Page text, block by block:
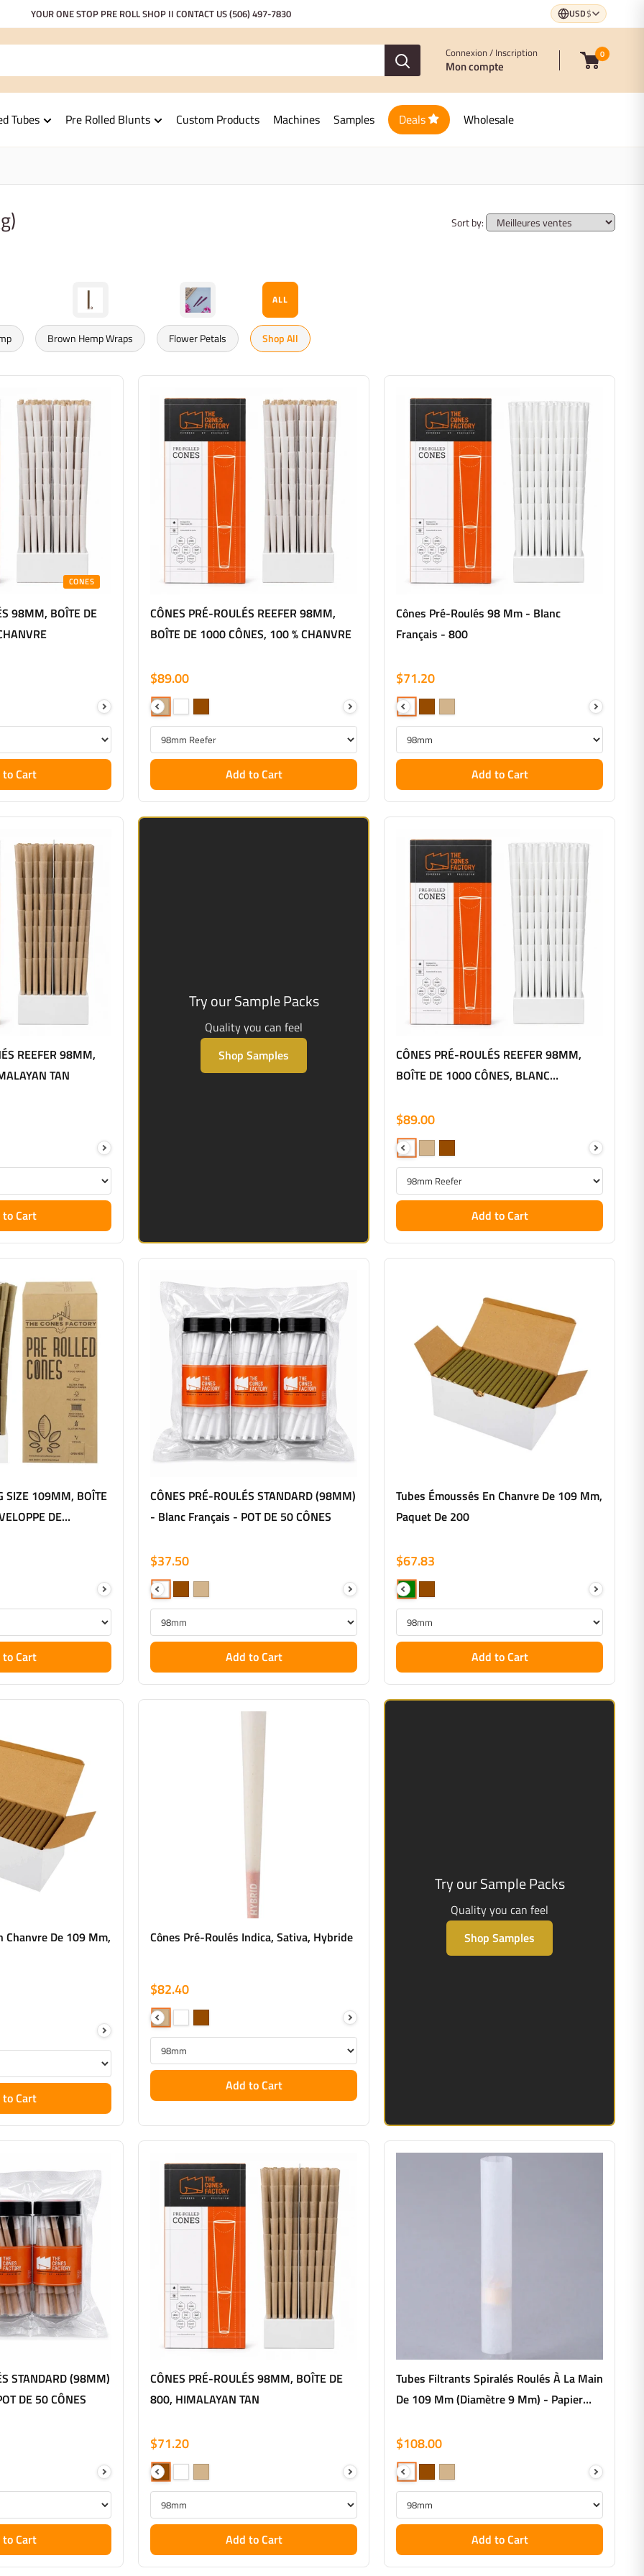
USD$
YOUR ONE STOP PRE ROLL SHOP II CONTACT US(506) 497-7830
Connexion / Inscription
Mon compte
0
Tubes Pre Rolled Blunts Custom Products Machines Samples Deals Wholesale
Brown Hemp Wraps Flower Petals
ALL
Shop All
Sort by:
CONES
98MM, BOÎTE DE
Cart
CÔNES PRÉ-ROULÉS REEFER 98MM,
BOÎTE DE 1000 CÔNES, 100 % CHANVRE
$89.00
Add to Cart
Cônes Pré-Roulés 98 Mm - Blanc
Français - 800
$71.20
Add to Cart
REEFER 98MM,
TAN
Cart
Try our Sample Packs
Quality you can feel
Shop Samples
CÔNES PRÉ-ROULÉS REEFER 98MM,
BOÎTE DE 1000 CÔNES, BLANC
$89.00
Add to Cart
SIZE 109MM, BOÎTE
DE
Cart
CÔNES PRÉ-ROULÉS STANDARD (98MM)
- Blanc Français - POT DE 50 CÔNES
$37.50
Add to Cart
Tubes Émoussés En Chanvre De 109 Mm,
Paquet De 200
$67.83
Add to Cart
Chanvre De 109 Mm,
Cart
Cônes Pré-Roulés Indica, Sativa, Hybride
$82.40
Add to Cart
Try our Sample Packs
Quality you can feel
Shop Samples
STANDARD (98MM)
DE 50 CÔNES
Cart
CÔNES PRÉ-ROULÉS 98MM, BOÎTE DE
800, HIMALAYAN TAN
$71.20
Add to Cart
Tubes Filtrants Spiralés Roulés À La Main
De 109 Mm (diamètre 9 Mm) - Papier
$108.00
Add to Cart